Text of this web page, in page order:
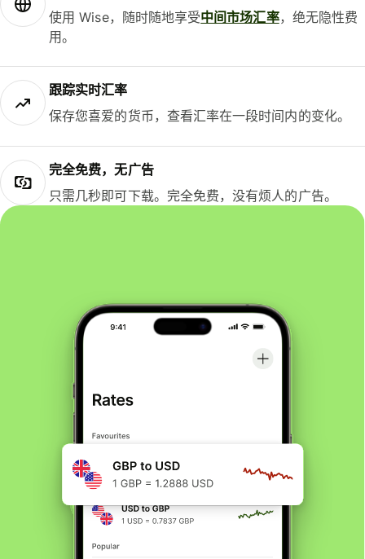
使用 Wise，随时随地享受中间市场汇率，绝无隐性费
用。
跟踪实时汇率
保存您喜爱的货币，查看汇率在一段时间内的变化。
完全免费，无广告
只需几秒即可下载。完全免费，没有烦人的广告。